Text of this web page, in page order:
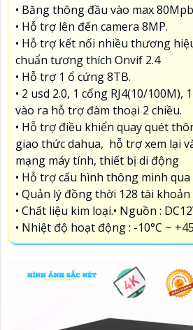
• Băng thông đầu vào max
• Hỗ trợ lên đến camera 8MP.
• Hỗ trợ kết nối nhiều thương
chuẩn tương thích Onvif 2.4
• Hỗ trợ 1 ổ cứng 8TB.
• 2 usd 2.0, 1 cổng RJ4(10/100M),
vào ra hỗ trợ đàm thoại 2 chiều.
• Hỗ trợ điều khiển quay quét
giao thức dahua, hỗ trợ xem lại
mạng máy tính, thiết bị di động
• Hỗ trợ cấu hình thông minh qua
• Quản lý đồng thời 128 tài
• Chất liệu kim loại.• Nguồn :
• Nhiệt độ hoạt động : -10°C ~